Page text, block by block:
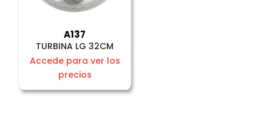
A137
TURBINA LG 32CM
Accede para ver los
precios